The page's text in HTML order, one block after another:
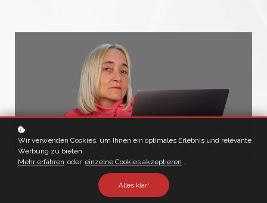
Dr. Sonja Radatz
Wir verwenden Cookies, um Ihnen ein optimales Erlebnis und relevante
Werbung zu bieten.
Mehr erfahren oder einzelne Cookies akzeptieren .
Alles klar!